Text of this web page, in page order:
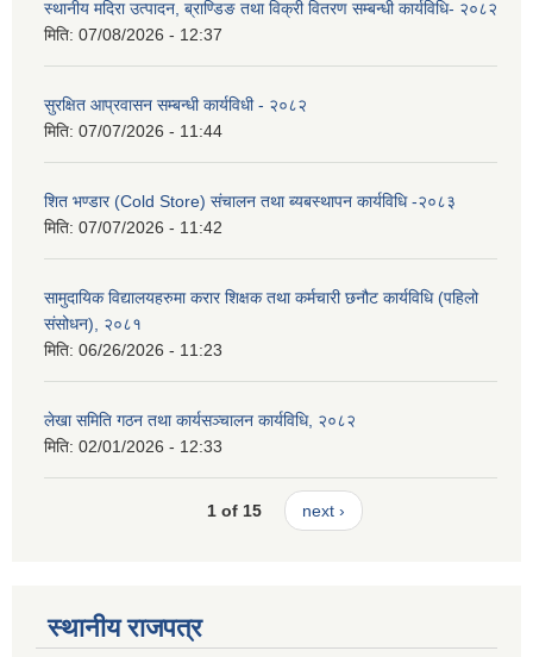
स्थानीय मदिरा उत्पादन, ब्राण्डिङ तथा विक्री वितरण सम्बन्धी कार्यविधि- २०८२
मिति: 07/08/2026 - 12:37
सुरक्षित आप्रवासन सम्बन्धी कार्यविधी - २०८२
मिति: 07/07/2026 - 11:44
शित भण्डार (Cold Store) संचालन तथा ब्यबस्थापन कार्यविधि -२०८३
मिति: 07/07/2026 - 11:42
सामुदायिक विद्यालयहरुमा करार शिक्षक तथा कर्मचारी छनौट कार्यविधि (पहिलो
संसोधन), २०८१
मिति: 06/26/2026 - 11:23
लेखा समिति गठन तथा कार्यसञ्चालन कार्यविधि, २०८२
मिति: 02/01/2026 - 12:33
1 of 15 next ›
स्थानीय राजपत्र